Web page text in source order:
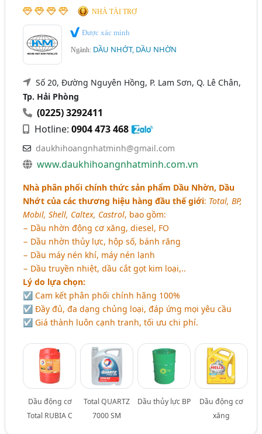
NHÀ TÀI TRỢ
Được xác minh
Ngành: DẦU NHỚT, DẦU NHỜN
Số 20, Đường Nguyên Hồng, P. Lam Sơn, Q. Lê Chân,
Tp. Hải Phòng
(0225) 3292411
Hotline:0904 473 468
daukhihoangnhatminh@gmail.com
www.daukhihoangnhatminh.com.vn
Nhà phân phối chính thức sản phẩm Dầu Nhờn, Dầu
Nhớt của các thương hiệu hàng đầu thế giới: Total, BP,
Mobil, Shell, Caltex, Castrol, bao gồm:
− Dầu nhờn động cơ xăng, diesel, FO
− Dầu nhờn thủy lực, hộp số, bánh răng
− Dầu máy nén khí, máy nén lạnh
− Dầu truyền nhiệt, dầu cắt gọt kim loại,..
Lý do lựa chọn:
☑ Cam kết phân phối chính hãng 100%
☑ Đầy đủ, đa dạng chủng loại, đáp ứng mọi yêu cầu
☑ Giá thành luôn cạnh tranh, tối ưu chi phí.
Dầu động cơ
Total RUBIA C
Total QUARTZ
7000 SM
Dầu thủy lực BP
Dầu động cơ
xăng